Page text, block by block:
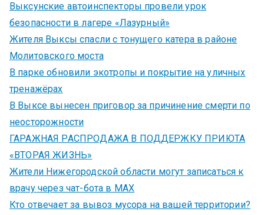
Выксунские автоинспекторы провели урок
безопасности в лагере «Лазурный»
Жителя Выксы спасли с тонущего катера в районе
Молитовского моста
В парке обновили экотропы и покрытие на уличных
тренажёрах
В Выксе вынесен приговор за причинение смерти по
неосторожности
ГАРАЖНАЯ РАСПРОДАЖА В ПОДДЕРЖКУ ПРИЮТА
«ВТОРАЯ ЖИЗНЬ»
Жители Нижегородской области могут записаться к
врачу через чат-бота в MAX
Кто отвечает за вывоз мусора на вашей территории?